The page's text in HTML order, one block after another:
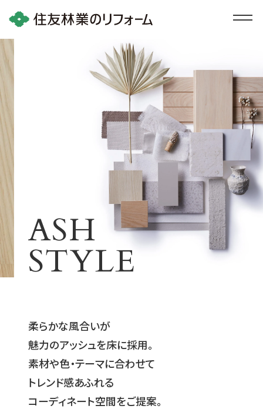
ASH
STYLE
柔らかな風合いが
魅力のアッシュを床に採用。
素材や色・テーマに合わせて
トレンド感あふれる
コーディネート空間をご提案。